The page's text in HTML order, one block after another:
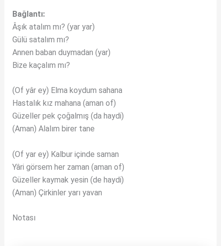
Bağlantı:
Âşık atalım mı? (yar yar)
Gülü satalım mı?
Annen baban duymadan (yar)
Bize kaçalım mı?
(Of yâr ey) Elma koydum sahana
Hastalık kız mahana (aman of)
Güzeller pek çoğalmış (da haydi)
(Aman) Alalım birer tane
(Of yar ey) Kalbur içinde saman
Yâri görsem her zaman (aman of)
Güzeller kaymak yesin (de haydi)
(Aman) Çirkinler yarı yavan
Notası